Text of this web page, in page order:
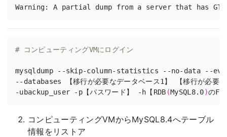
Warning: A partial dump from a server that has
# コンピューティングVMにログイン
mysqldump --skip-column-statistics --no-data --
--databases 【移行が必要なデータベース1】 【移行が必要な
-ubackup_user -p【パスワード】 -h【RDB (MySQL8.0)
コンピューティングVMからMySQL8.4へテーブル
情報をリストア